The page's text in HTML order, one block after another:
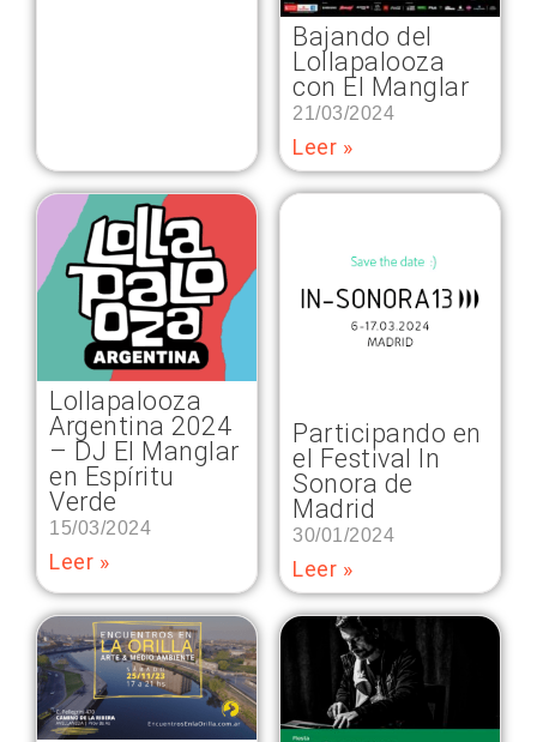
Bajando del
Lollapalooza
con El Manglar
21/03/2024
Leer »
Lollapalooza
Argentina 2024
– DJ El Manglar
en Espíritu
Verde
15/03/2024
Leer »
Participando en
el Festival In
Sonora de
Madrid
30/01/2024
Leer »